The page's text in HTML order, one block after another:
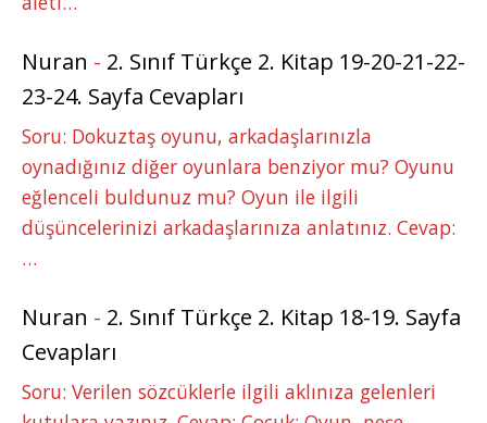
Nuran - 2. Sınıf Türkçe 2. Kitap 19-20-21-22-
23-24. Sayfa Cevapları
Soru: Dokuztaş oyunu, arkadaşlarınızla
oynadığınız diğer oyunlara benziyor mu? Oyunu
eğlenceli buldunuz mu? Oyun ile ilgili
düşüncelerinizi arkadaşlarınıza anlatınız. Cevap:
…
Nuran - 2. Sınıf Türkçe 2. Kitap 18-19. Sayfa
Cevapları
Soru: Verilen sözcüklerle ilgili aklınıza gelenleri